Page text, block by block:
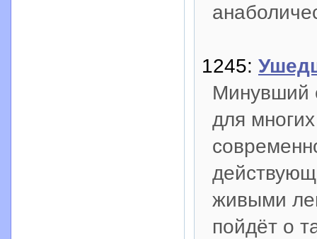
1245:
Минувший
для
живыми
пойдёт о